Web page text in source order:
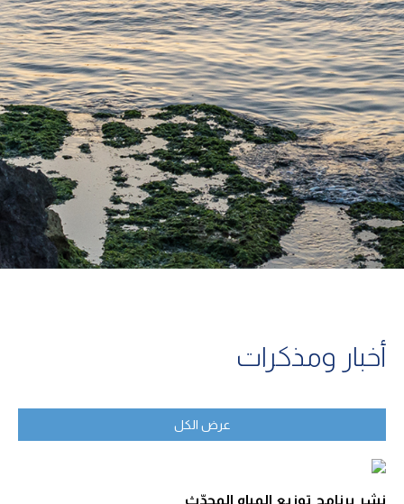
أخبار ومذكرات
عرض الكل
نشر برنامج توزيع المياه المحدّث